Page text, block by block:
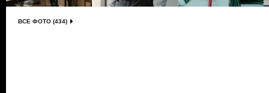
ВСЕ ФОТО (434)